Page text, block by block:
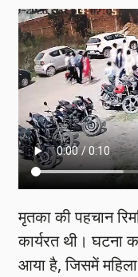
मृतका की पहचान
कार्यरत थी। घटना
आया है, जिसमें